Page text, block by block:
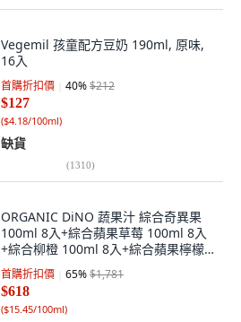
Vegemil 孩童配方豆奶 190ml, 原味,
16入
首購折扣價 40%$212
$127
($4.18/100ml)
缺貨
(1310)
ORGANIC DiNO 蔬果汁 綜合奇異果
100ml 8入+綜合蘋果草莓 100ml 8入
+綜合柳橙 100ml 8入+綜合蘋果檸檬
100ml 8入+綜合桔梗梨 100ml 8入,
4L, 1組
首購折扣價 65%$1,781
$618
($15.45/100ml)